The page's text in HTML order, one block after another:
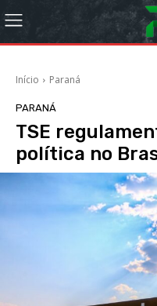
Início Paraná
PARANÁ
TSE
política no